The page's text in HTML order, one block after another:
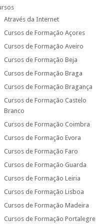
Através da Internet
Cursos de Formação Açores
Cursos de Formação Aveiro
Cursos de Formação Beja
Cursos de Formação Braga
Cursos de Formação Bragança
Cursos de Formação Castelo
Branco
Cursos de Formação Coimbra
Cursos de Formação Evora
Cursos de Formação Faro
Cursos de Formação Guarda
Cursos de Formação Leiria
Cursos de Formação Lisboa
Cursos de Formação Madeira
Cursos de Formação Portalegre